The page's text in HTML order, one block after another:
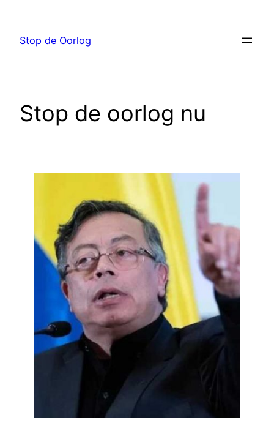
Stop de Oorlog
Stop de oorlog nu